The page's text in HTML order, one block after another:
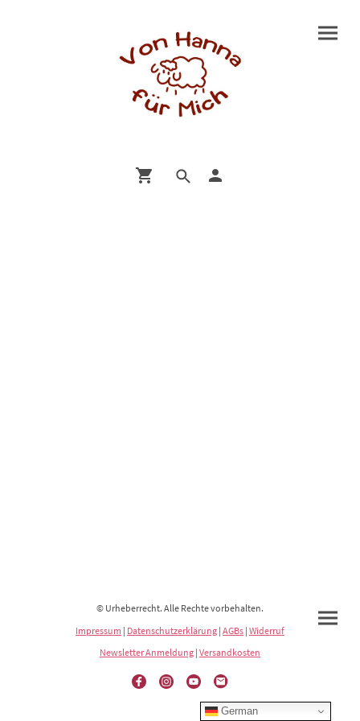
© Urheberrecht. Alle Rechte vorbehalten.
Impressum | Datenschutzerklärung | AGBs | Widerruf
Newsletter Anmeldung | Versandkosten
German